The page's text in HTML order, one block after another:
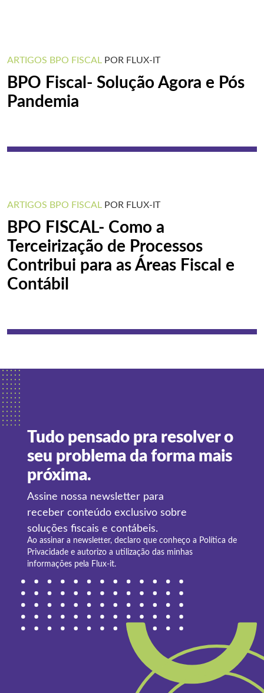
ARTIGOS BPO FISCAL POR FLUX-IT
BPO Fiscal- Solução Agora e Pós
Pandemia
ARTIGOS BPO FISCAL POR FLUX-IT
BPO FISCAL- Como a
Terceirização de Processos
Contribui para as Áreas Fiscal e
Contábil
Tudo pensado pra resolver o
seu problema da forma mais
próxima.
Assine nossa newsletter para
receber conteúdo exclusivo sobre
soluções fiscais e contábeis.
Ao assinar a newsletter, declaro que conheço a Política de
Privacidade e autorizo a utilização das minhas
informações pela Flux-it.